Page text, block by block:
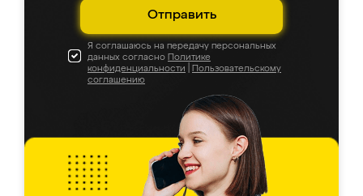
Отправить
Я соглашаюсь на передачу персональных
данных согласно Политике
конфиденциальности
Пользовательскому
соглашению